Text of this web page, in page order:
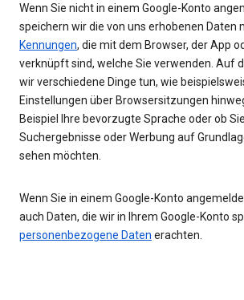
Wenn Sie nicht in einem Google-Konto
speichern wir die von uns erhobenen Daten
Kennungen, die mit dem Browser, der App
verknüpft sind, welche Sie verwenden. Auf
wir verschiedene Dinge tun, wie
Einstellungen über Browsersitzungen
Beispiel Ihre bevorzugte Sprache oder ob
Suchergebnisse oder Werbung auf
sehen möchten.
Wenn Sie in einem Google-Konto
auch Daten, die wir in Ihrem Google-Konto
personenbezogene Daten erachten.